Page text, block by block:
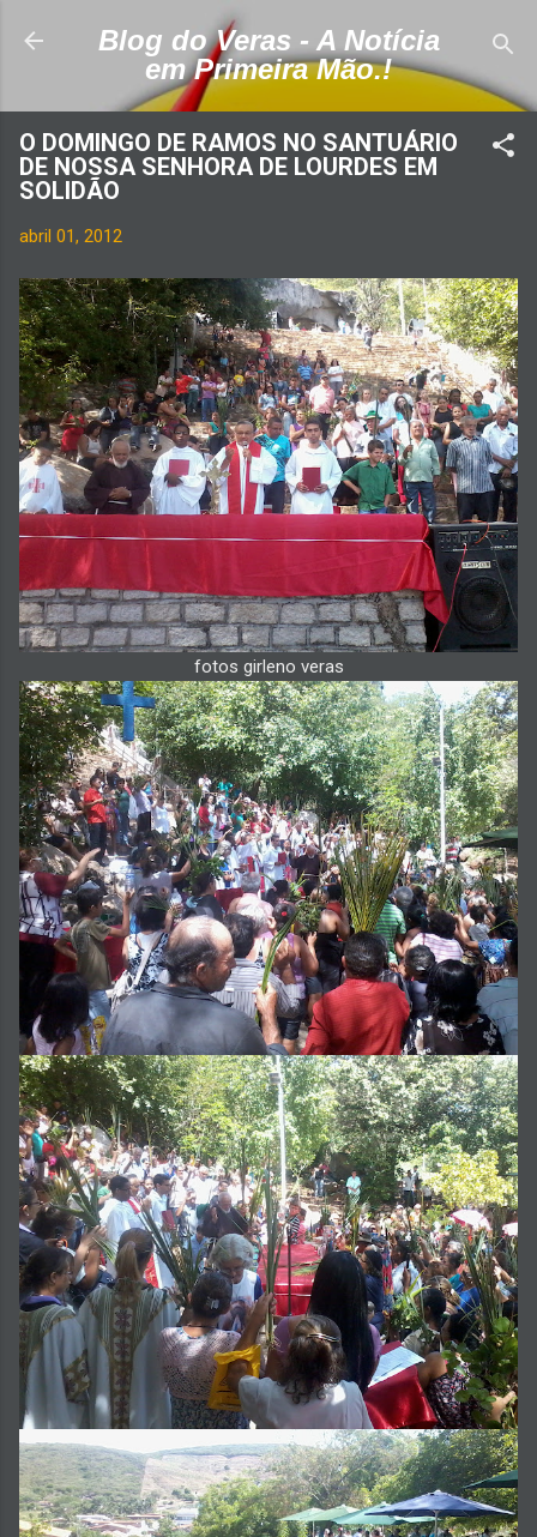
Pular para o conteúdo principal
Blog do Veras - A Notícia
em Primeira Mão.!
O DOMINGO DE RAMOS NO SANTUÁRIO
DE NOSSA SENHORA DE LOURDES EM
SOLIDÃO
abril 01, 2012
fotos girleno veras